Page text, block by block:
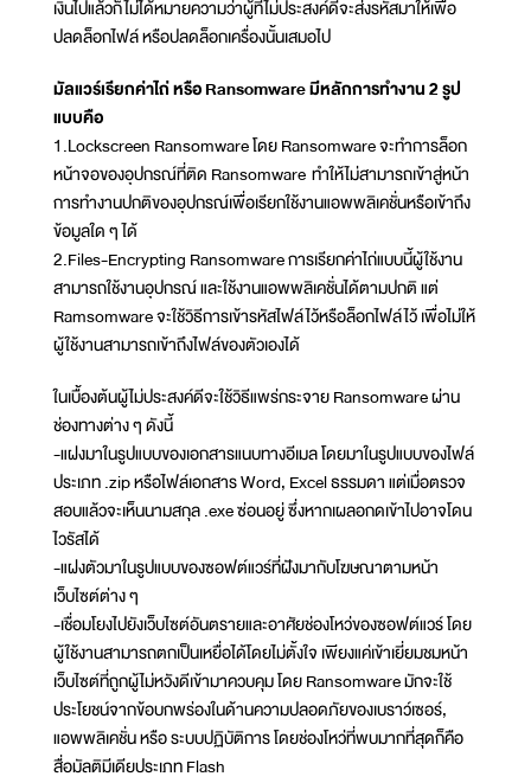
เงินไปแล้วก็ไม่ได้หมายความว่าผู้ที่ไม่ประสงค์ดีจะส่งรหัสมาให้เพื่อ
ปลดล็อกไฟล์ หรือปลดล็อกเครื่องนั้นเสมอไป
มัลแวร์เรียกค่าไถ่ หรือ Ransomware มีหลักการทำงาน 2 รูป
แบบคือ
1.Lockscreen Ransomware โดย Ransomware จะทำการล็อก
หน้าจอของอุปกรณ์ที่ติด Ransomware ทำให้ไม่สามารถเข้าสู่หน้า
การทำงานปกติของอุปกรณ์เพื่อเรียกใช้งานแอพพลิเคชั่นหรือเข้าถึง
ข้อมูลใด ๆ ได้
2.Files-Encrypting Ransomware การเรียกค่าไถ่แบบนี้ผู้ใช้งาน
สามารถใช้งานอุปกรณ์ และใช้งานแอพพลิเคชั่นได้ตามปกติ แต่
Ramsomware จะใช้วิธีการเข้ารหัสไฟล์ไว้หรือล็อกไฟล์ไว้ เพื่อไม่ให้
ผู้ใช้งานสามารถเข้าถึงไฟล์ของตัวเองได้
ในเบื้องต้นผู้ไม่ประสงค์ดีจะใช้วิธีแพร่กระจาย Ransomware ผ่าน
ช่องทางต่าง ๆ ดังนี้
-แฝงมาในรูปแบบของเอกสารแนบทางอีเมล โดยมาในรูปแบบของไฟล์
ประเภท .zip หรือไฟล์เอกสาร Word, Excel ธรรมดา แต่เมื่อตรวจ
สอบแล้วจะเห็นนามสกุล .exe ซ่อนอยู่ ซึ่งหากเผลอกดเข้าไปอาจโดน
ไวรัสได้
-แฝงตัวมาในรูปแบบของซอฟต์แวร์ที่ฝังมากับโฆษณาตามหน้า
เว็บไซต์ต่าง ๆ
-เชื่อมโยงไปยังเว็บไซต์อันตรายและอาศัยช่องโหว่ของซอฟต์แวร์ โดย
ผู้ใช้งานสามารถตกเป็นเหยื่อได้โดยไม่ตั้งใจ เพียงแค่เข้าเยี่ยมชมหน้า
เว็บไซต์ที่ถูกผู้ไม่หวังดีเข้ามาควบคุม โดย Ransomware มักจะใช้
ประโยชน์จากข้อบกพร่องในด้านความปลอดภัยของเบราว์เซอร์,
แอพพลิเคชั่น หรือ ระบบปฏิบัติการ โดยช่องโหว่ที่พบมากที่สุดก็คือ
สื่อมัลติมีเดียประเภท Flash